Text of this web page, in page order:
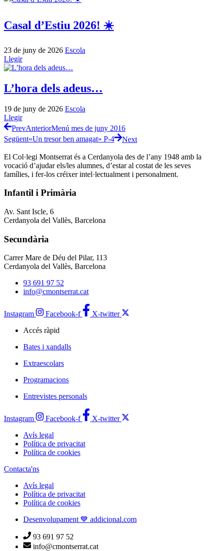
Casal d’Estiu 2026! ☀️
23 de juny de 2026 Escola
Llegir
L’hora dels adeus…
19 de juny de 2026 Escola
Llegir
PrevAnteriorMenú mes de juny 2016
Següent«Un tresor ben amagat» P-4 Next
El Col·legi Montserrat és a Cerdanyola des de l’any 1948 amb la
vocació d’ajudar els/les alumnes, d’estar al costat de les seves
famílies, i fer-los créixer intel·lectualment i personalment.
Infantil i Primària
Av. Sant Iscle, 6
Cerdanyola del Vallès, Barcelona
Secundària
Carrer Mare de Déu del Pilar, 113
Cerdanyola del Vallès, Barcelona
93 691 97 52
info@cmontserrat.cat
Instagram Facebook-f
X-twitter
Accés ràpid
Bates i xandalls
Extraescolars
Programacions
Entrevistes personals
Instagram Facebook-f
X-twitter
Avís legal
Política de privacitat
Política de cookies
Contacta'ns
Avís legal
Política de privacitat
Política de cookies
Desenvolupament 💙 addicional.com
93 691 97 52
info@cmontserrat.cat